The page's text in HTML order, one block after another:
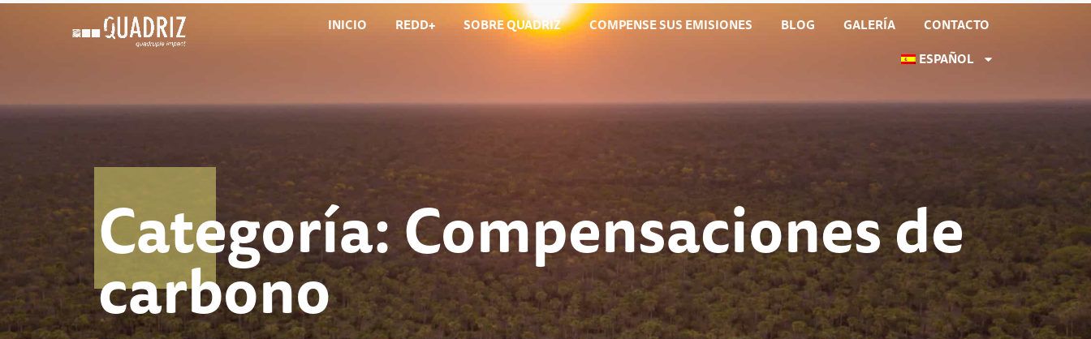
INICIO REDD+ SOBRE QUADRIZ​ COMPENSE SUS EMISIONES BLOG GALERÍA
CONTACTO
ESPAÑOL
Categoría: Compensaciones de
carbono